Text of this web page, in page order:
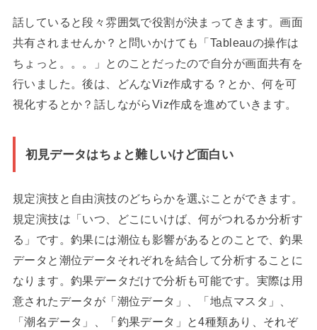
話していると段々雰囲気で役割が決まってきます。画面
共有されませんか？と問いかけても「Tableauの操作は
ちょっと。。。」とのことだったので自分が画面共有を
行いました。後は、どんなViz作成する？とか、何を可
視化するとか？話しながらViz作成を進めていきます。
初見データはちょと難しいけど面白い
規定演技と自由演技のどちらかを選ぶことができます。
規定演技は「いつ、どこにいけば、何がつれるか分析す
る」です。釣果には潮位も影響があるとのことで、釣果
データと潮位データそれぞれを結合して分析することに
なります。釣果データだけで分析も可能です。実際は用
意されたデータが「潮位データ」、「地点マスタ」、
「潮名データ」、「釣果データ」と4種類あり、それぞ